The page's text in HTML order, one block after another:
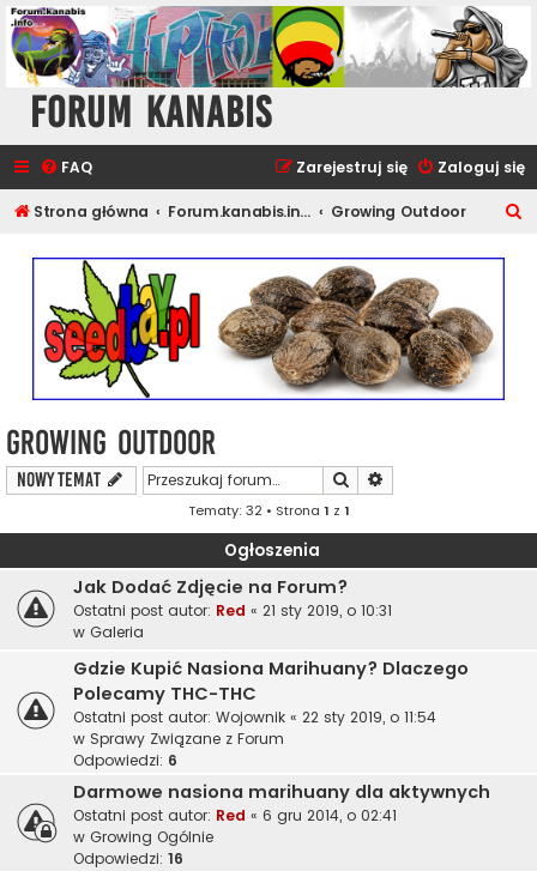
Forum Kanabis
FAQ Zaloguj się
Zarejestruj się
Strona główna Forum.kanabis.info - Ganja Tematy Growing Outdoor
Growing Outdoor
NOWY TEMAT Szukaj
Tematy: 32 • Strona 1 z 1
Ogłoszenia
Jak Dodać Zdjęcie na Forum?
Ostatni post autor: Red « 21 sty 2019, o 10:31
w Galeria
Gdzie Kupić Nasiona Marihuany? Dlaczego
Polecamy THC-THC
Ostatni post autor: Wojownik « 22 sty 2019, o 11:54
w Sprawy Związane z Forum
Odpowiedzi: 6
Darmowe nasiona marihuany dla aktywnych
Ostatni post autor: Red « 6 gru 2014, o 02:41
w Growing Ogólnie
Odpowiedzi: 16